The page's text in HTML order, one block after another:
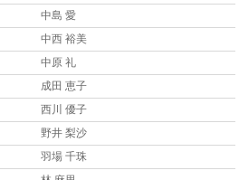
中島 愛
中西 裕美
中原 礼
成田 恵子
西川 優子
野井 梨沙
羽場 千珠